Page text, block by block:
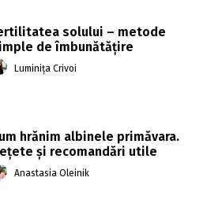
solului – metode
de îmbunătățire
Luminița Crivoi
hrănim albinele primăvara.
și recomandări utile
Anastasia Oleinik